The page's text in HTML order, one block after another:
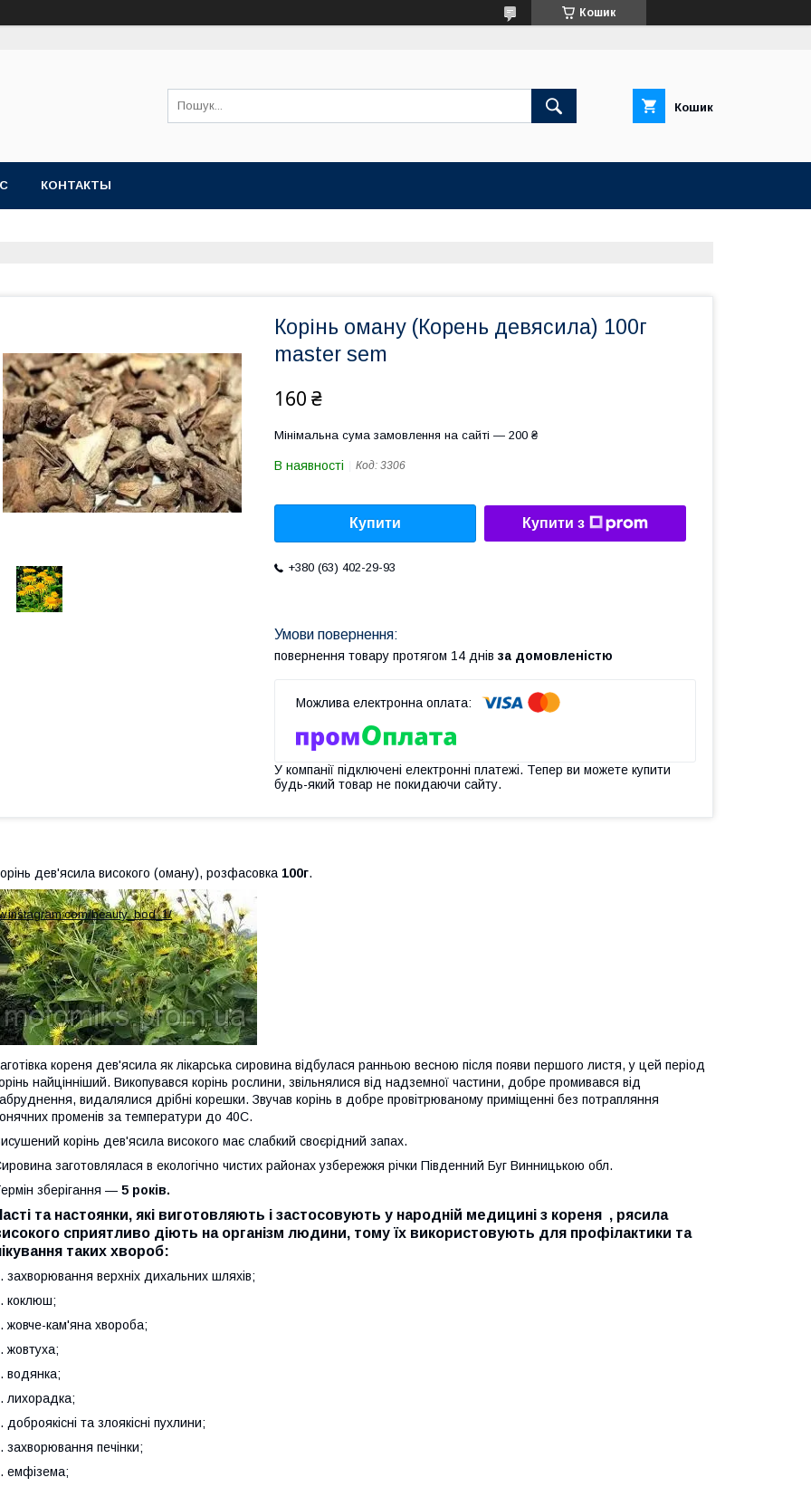
Кошик
Кошик
КОНТАКТЫ
Корінь оману (Корень девясила) 100г
master sem
160 ₴
Мінімальна сума замовлення на сайті — 200 ₴
В наявності Код: 3306
Купити Купити з
+380 (63) 402-29-93
повернення товару протягом 14 днів за домовленістю
У компанії підключені електронні платежі. Тепер ви можете купити
будь-який товар не покидаючи сайту.
дев'ясила високого (оману), розфасовка 100г.
кореня дев'ясила як лікарська сировина відбулася ранньою весною після появи першого листя, у цей період
найцінніший. Викопувався корінь рослини, звільнялися від надземної частини, добре промивався від
видалялися дрібні корешки. Звучав корінь в добре провітрюваному приміщенні без потрапляння
променів за температури до 40С.
корінь дев'ясила високого має слабкий своєрідний запах.
заготовлялася в екологічно чистих районах узбережжя річки Південний Буг Винницькою обл.
зберігання — 5 років.
та настоянки, які виготовляють і застосовують у народній медицині з кореня , рясила
сприятливо діють на організм людини, тому їх використовують для профілактики та
таких хвороб:
захворювання верхніх дихальних шляхів;
коклюш;
жовче-кам'яна хвороба;
жовтуха;
водянка;
лихорадка;
доброякісні та злоякісні пухлини;
захворювання печінки;
емфізема;
beauty_bod_1/